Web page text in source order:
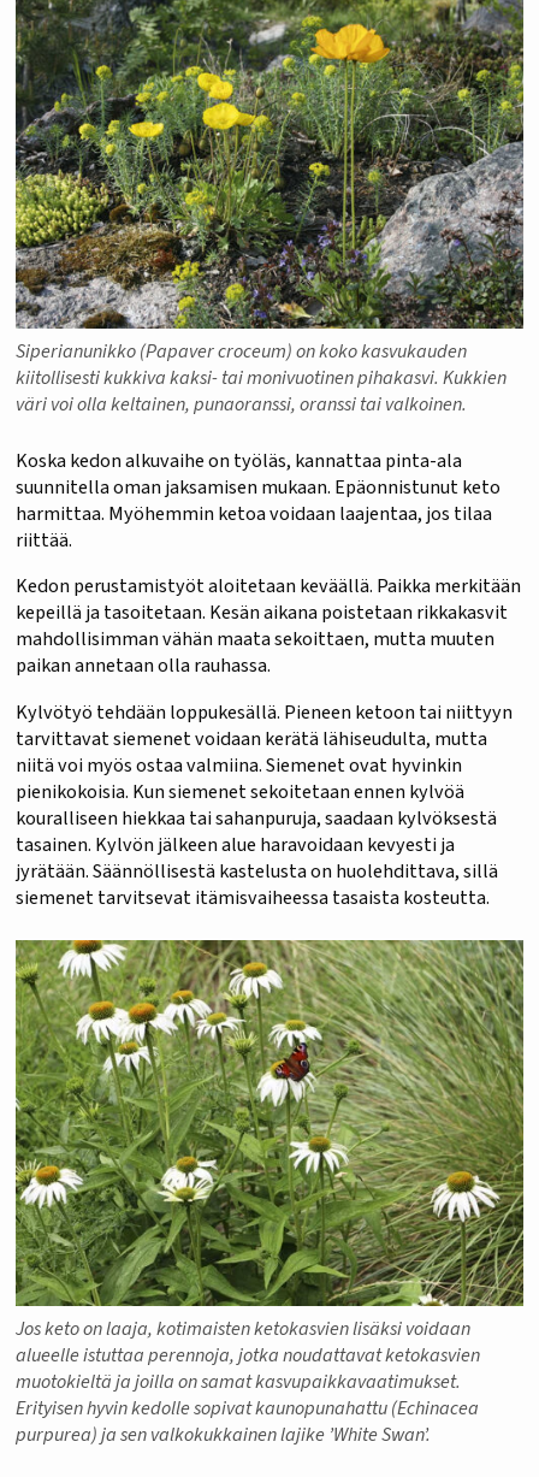
Siperianunikko (Papaver croceum) on koko kasvukauden
kiitollisesti kukkiva kaksi- tai monivuotinen pihakasvi. Kukkien
väri voi olla keltainen, punaoranssi, oranssi tai valkoinen.
Koska kedon alkuvaihe on työläs, kannattaa pinta-ala
suunnitella oman jaksamisen mukaan. Epäonnistunut keto
harmittaa. Myöhemmin ketoa voidaan laajentaa, jos tilaa
riittää.
Kedon perustamistyöt aloitetaan keväällä. Paikka merkitään
kepeillä ja tasoitetaan. Kesän aikana poistetaan rikkakasvit
mahdollisimman vähän maata sekoittaen, mutta muuten
paikan annetaan olla rauhassa.
Kylvötyö tehdään loppukesällä. Pieneen ketoon tai niittyyn
tarvittavat siemenet voidaan kerätä lähiseudulta, mutta
niitä voi myös ostaa valmiina. Siemenet ovat hyvinkin
pienikokoisia. Kun siemenet sekoitetaan ennen kylvöä
kouralliseen hiekkaa tai sahanpuruja, saadaan kylvöksestä
tasainen. Kylvön jälkeen alue haravoidaan kevyesti ja
jyrätään. Säännöllisestä kastelusta on huolehdittava, sillä
siemenet tarvitsevat itämisvaiheessa tasaista kosteutta.
Jos keto on laaja, kotimaisten ketokasvien lisäksi voidaan
alueelle istuttaa perennoja, jotka noudattavat ketokasvien
muotokieltä ja joilla on samat kasvupaikkavaatimukset.
Erityisen hyvin kedolle sopivat kaunopunahattu (Echinacea
purpurea) ja sen valkokukkainen lajike ’White Swan’.